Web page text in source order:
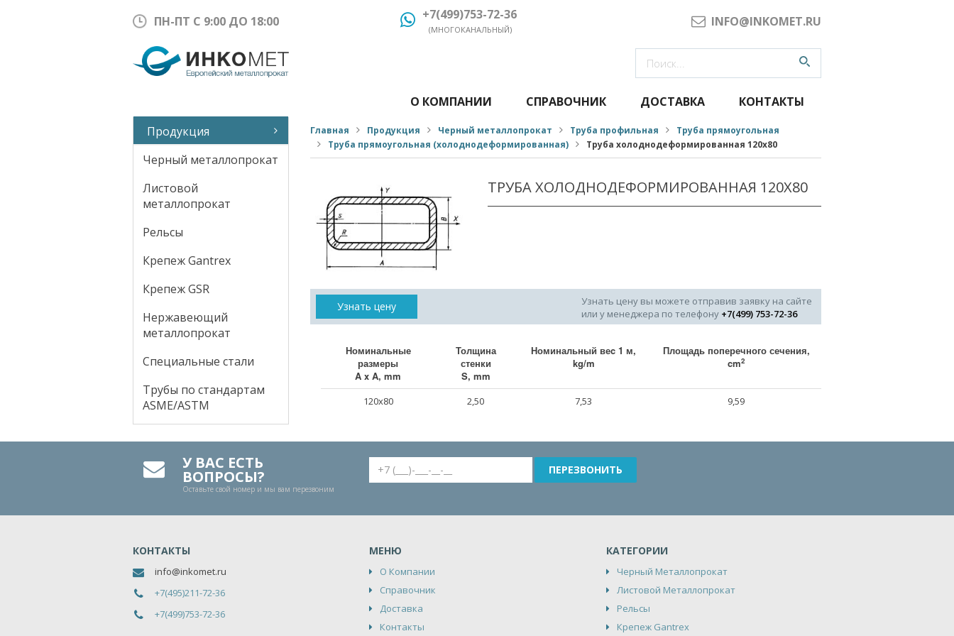
ПН-ПТ С 9:00 ДО 18:00 +7(499)753-72-36
(МНОГОКАНАЛЬНЫЙ)
INFO@INKOMET.RU
Продукция
Черный металлопрокат
Листовой
металлопрокат
Рельсы
Крепеж Gantrex
Крепеж GSR
Нержавеющий
металлопрокат
Специальные стали
Трубы по стандартам
ASME/ASTM
О КОМПАНИИ СПРАВОЧНИК ДОСТАВКА КОНТАКТЫ
Главная Продукция Черный металлопрокат Труба профильная
Труба прямоугольная
Труба прямоугольная (холоднодеформированная)
Труба холоднодеформированная 120x80
ТРУБА ХОЛОДНОДЕФОРМИРОВАННАЯ 120X80
Узнать цену
Узнать цену вы можете отправив заявку на сайте
или у менеджера по телефону +7(499) 753-72-36
Номинальные
размеры
A x A, mm
Толщина
стенки
S, mm
Номинальный веc 1 м,
kg/m
Площадь поперечного сечения,
cm2
120x80 2,50 7,53 9,59
У ВАС ЕСТЬ
ВОПРОСЫ?
Оставьте свой номер и мы вам перезвоним
КОНТАКТЫ
info@inkomet.ru
+7(495)211-72-36
+7(499)753-72-36
МЕНЮ
О Компании
Справочник
Доставка
Контакты
КАТЕГОРИИ
Черный Металлопрокат
Листовой Металлопрокат
Рельсы
Крепеж Gantrex